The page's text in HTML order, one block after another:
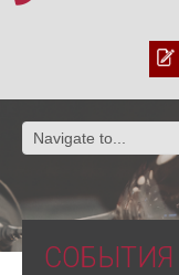
СОБЫТИЯ